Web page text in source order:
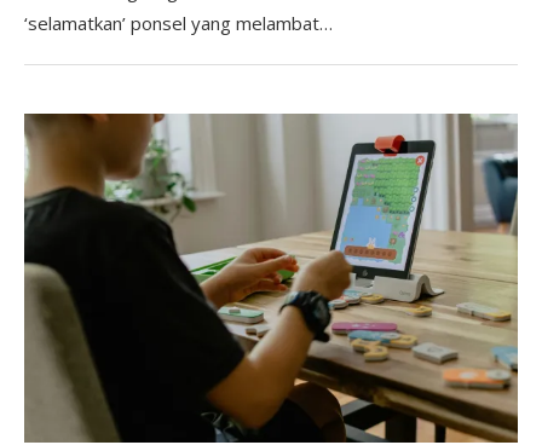
‘selamatkan’ ponsel yang melambat…